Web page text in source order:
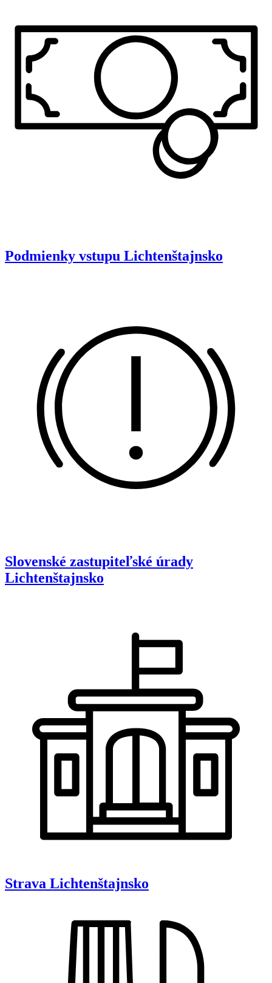
Podmienky vstupu Lichtenštajnsko
Slovenské zastupiteľské úrady
Lichtenštajnsko
Strava Lichtenštajnsko